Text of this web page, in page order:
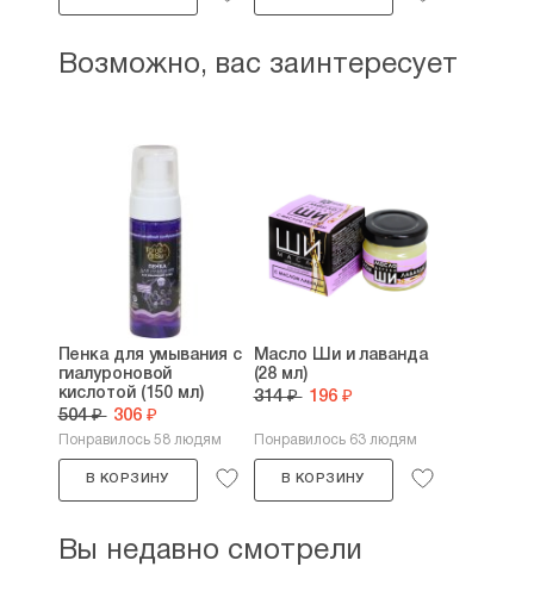
Возможно, вас заинтересует
Пенка для умывания с
гиалуроновой
кислотой (150 мл)
504 ₽ 306 ₽
Понравилось 58 людям
В КОРЗИНУ
Масло Ши и лаванда
(28 мл)
314 ₽ 196 ₽
Понравилось 63 людям
В КОРЗИНУ
Вы недавно смотрели